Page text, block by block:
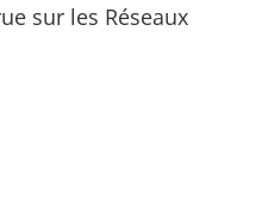
sur les Réseaux